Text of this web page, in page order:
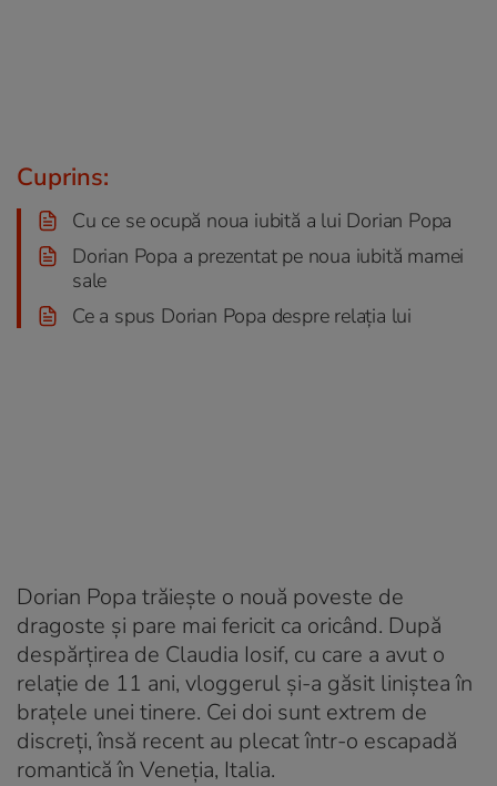
Cuprins:
Cu ce se ocupă noua iubită a lui Dorian Popa
Dorian Popa a prezentat pe noua iubită mamei
sale
Ce a spus Dorian Popa despre relația lui
Dorian Popa trăiește o nouă poveste de
dragoste și pare mai fericit ca oricând. După
despărțirea de Claudia Iosif, cu care a avut o
relație de 11 ani, vloggerul și-a găsit liniștea în
brațele unei tinere. Cei doi sunt extrem de
discreți, însă recent au plecat într-o escapadă
romantică în Veneția, Italia.